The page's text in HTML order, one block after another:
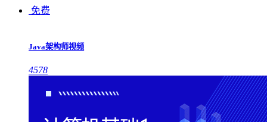
免费
Java架构师视频
4578